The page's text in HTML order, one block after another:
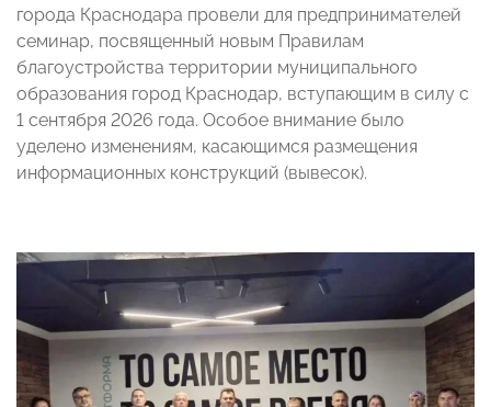
города Краснодара провели для предпринимателей
семинар, посвященный новым Правилам
благоустройства территории муниципального
образования город Краснодар, вступающим в силу с
1 сентября 2026 года. Особое внимание было
уделено изменениям, касающимся размещения
информационных конструкций (вывесок).